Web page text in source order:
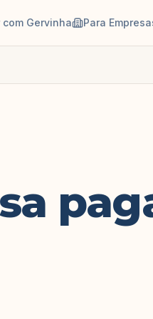
com Gervinha Para